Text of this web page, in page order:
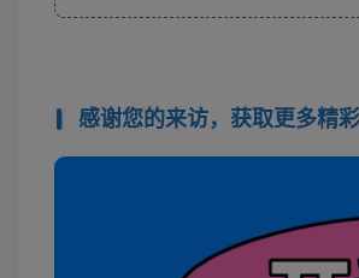
感谢您的来访，获取更多精